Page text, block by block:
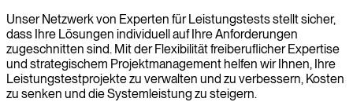
Unser Netzwerk von Experten für Leistungstests stellt sicher,
dass Ihre Lösungen individuell auf Ihre Anforderungen
zugeschnitten sind. Mit der Flexibilität freiberuflicher Expertise
und strategischem Projektmanagement helfen wir Ihnen, Ihre
Leistungstestprojekte zu verwalten und zu verbessern, Kosten
zu senken und die Systemleistung zu steigern.